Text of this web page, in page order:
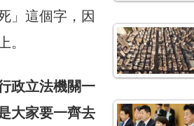
」這個字，因
。
政立法機關一
大家要一齊去